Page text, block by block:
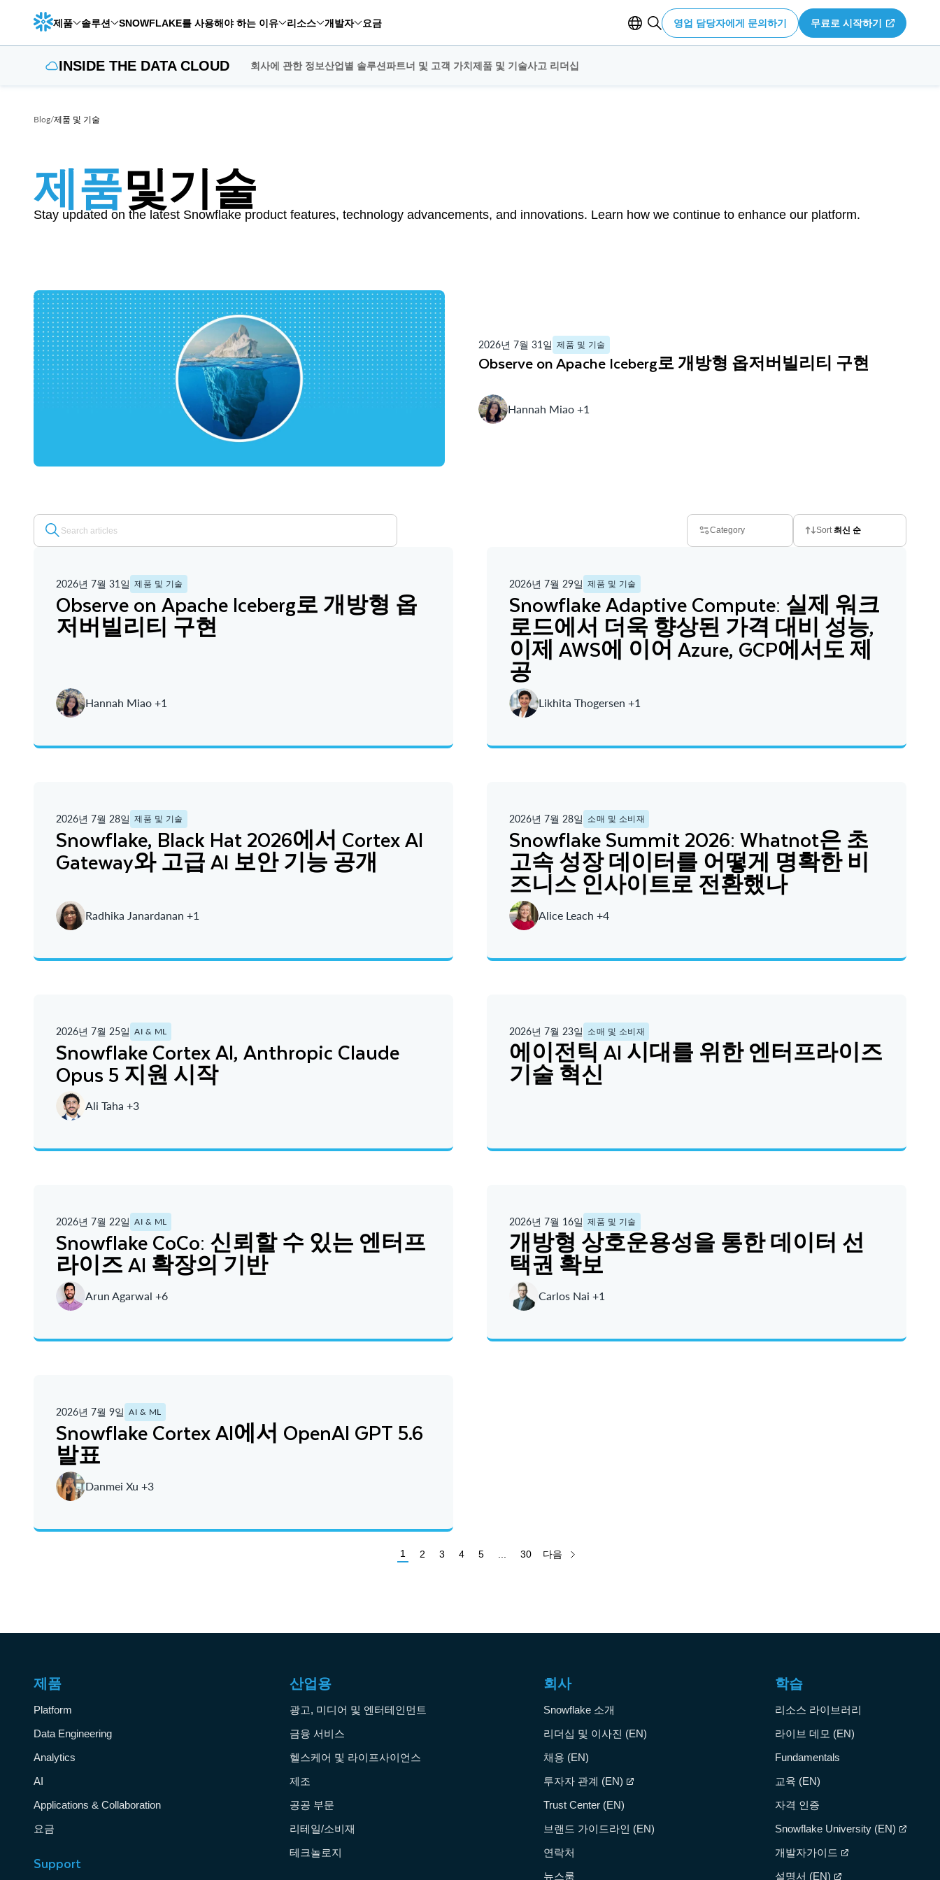
제품 솔루션 SNOWFLAKE를 사용해야 하는 이유 리소스 개발자 요금 영업 담당자에게 문의하기 무료로 시작하기
INSIDE THE DATA CLOUD 회사에 관한 정보산업별 솔루션 파트너 및 고객 가치 제품 및 기술사고 리더십
Blog/제품 및 기술
제품및기술
Stay updated on the latest Snowflake product features, technology advancements, and innovations. Learn how we continue to enhance our platform.
2026년 7월 31일 제품 및 기술
Observe on Apache Iceberg로 개방형 옵저버빌리티 구현
Hannah Miao +1
Category Sort 최신 순
2026년 7월 31일 제품 및 기술
Observe on Apache Iceberg로 개방형 옵
저버빌리티 구현
Hannah Miao +1
2026년 7월 29일 제품 및 기술
Snowflake Adaptive Compute: 실제 워크
로드에서 더욱 향상된 가격 대비 성능,
이제 AWS에 이어 Azure, GCP에서도 제
공
Likhita Thogersen +1
2026년 7월 28일 제품 및 기술
Snowflake, Black Hat 2026에서 Cortex AI
Gateway와 고급 AI 보안 기능 공개
Radhika Janardanan +1
2026년 7월 28일 소매 및 소비재
Snowflake Summit 2026: Whatnot은 초
고속 성장 데이터를 어떻게 명확한 비
즈니스 인사이트로 전환했나
Alice Leach +4
2026년 7월 25일 AI & ML
Snowflake Cortex AI, Anthropic Claude
Opus 5 지원 시작
Ali Taha +3
2026년 7월 23일 소매 및 소비재
에이전틱 AI 시대를 위한 엔터프라이즈
기술 혁신
2026년 7월 22일 AI & ML
Snowflake CoCo: 신뢰할 수 있는 엔터프
라이즈 AI 확장의 기반
Arun Agarwal +6
2026년 7월 16일 제품 및 기술
개방형 상호운용성을 통한 데이터 선
택권 확보
Carlos Nai +1
2026년 7월 9일 AI & ML
Snowflake Cortex AI에서 OpenAI GPT 5.6
발표
Danmei Xu +3
1 2 3 4 5 30 다음
제품
Platform
Data Engineering
Analytics
AI
Applications & Collaboration
요금
Support
산업용
광고, 미디어 및 엔터테인먼트
금융 서비스
헬스케어 및 라이프사이언스
제조
공공 부문
리테일/소비재
테크놀로지
회사
Snowflake 소개
리더십 및 이사진 (EN)
채용 (EN)
투자자 관계 (EN)
Trust Center (EN)
브랜드 가이드라인 (EN)
연락처
뉴스룸
학습
리소스 라이브러리
라이브 데모 (EN)
Fundamentals
교육 (EN)
자격 인증
Snowflake University (EN)
개발자가이드
설명서 (EN)